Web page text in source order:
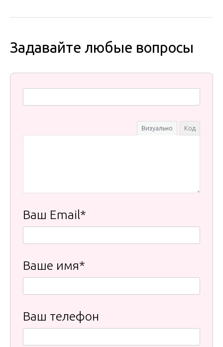
Задавайте любые вопросы
Визуально Код
Ваш Email*
Ваше имя*
Ваш телефон